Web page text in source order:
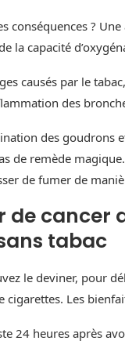
conséquences ?
la capacité
causés par le
des
des goudrons
de remède
de fumer de
de cancer
tabac
le deviner, pour
cigarettes. Les
24 heures après